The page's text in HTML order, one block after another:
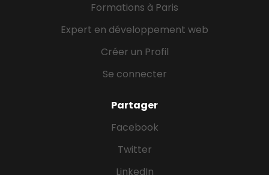
Formations à Paris
Expert en développement web
Créer un Profil
Se connecter
Partager
Facebook
Twitter
LinkedIn